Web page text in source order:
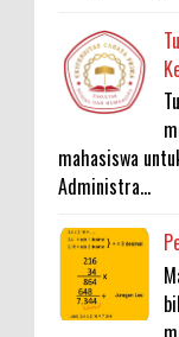
mahasiswa
Administra...